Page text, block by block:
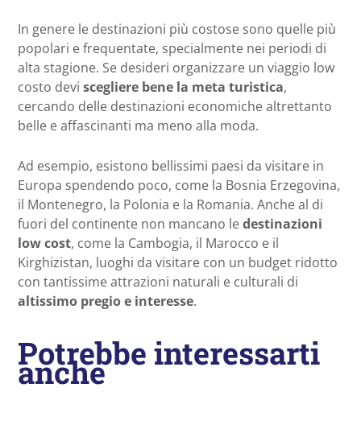
In genere le destinazioni più costose sono quelle più
popolari e frequentate, specialmente nei periodi di
alta stagione. Se desideri organizzare un viaggio low
costo devi scegliere bene la meta turistica,
cercando delle destinazioni economiche altrettanto
belle e affascinanti ma meno alla moda.
Ad esempio, esistono bellissimi paesi da visitare in
Europa spendendo poco, come la Bosnia Erzegovina,
il Montenegro, la Polonia e la Romania. Anche al di
fuori del continente non mancano ledestinazioni
low cost, come la Cambogia, il Marocco e il
Kirghizistan, luoghi da visitare con un budget ridotto
con tantissime attrazioni naturali e culturali di
altissimo pregio e interesse.
Potrebbe interessarti
anche